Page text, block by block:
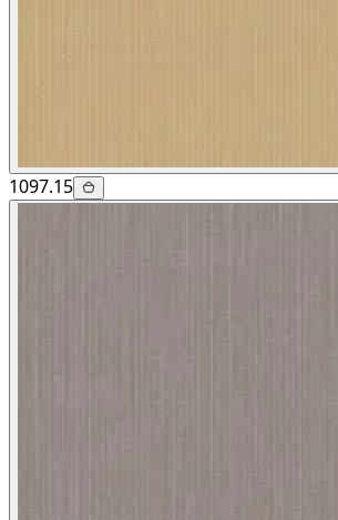
1097.15